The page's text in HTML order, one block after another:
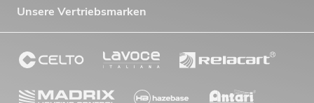
Unsere Vertriebsmarken